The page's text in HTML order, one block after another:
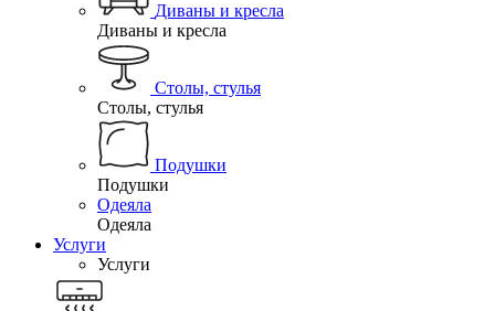
Диваны и кресла
Диваны и кресла
Столы, стулья
Столы, стулья
Подушки
Подушки
Одеяла
Одеяла
Услуги
Услуги